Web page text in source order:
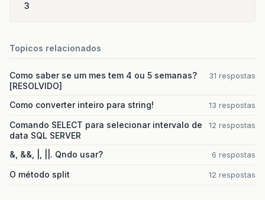
3
Topicos relacionados
Como saber se um mes tem 4 ou 5 semanas?
[RESOLVIDO]
31 respostas
Como converter inteiro para string! 13 respostas
Comando SELECT para selecionar intervalo de
data SQL SERVER
12 respostas
&, &&, |, ||. Qndo usar? 6 respostas
O método split 12 respostas